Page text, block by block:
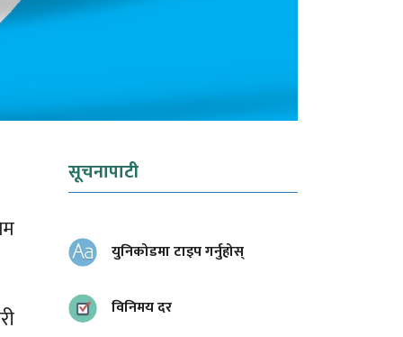
सूचनापाटी
युनिकोडमा टाइप गर्नुहोस्
विनिमय दर